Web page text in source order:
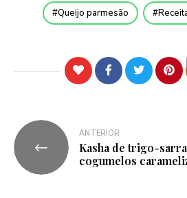
Queijo parmesão
ANTERIOR
Kasha de trigo-
cogumelos